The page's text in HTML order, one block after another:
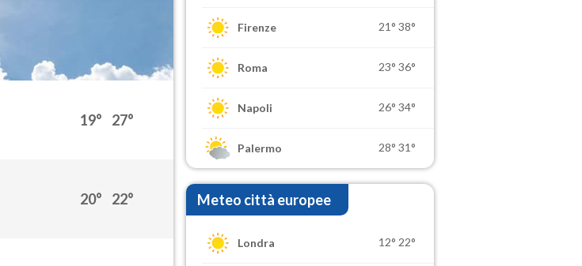
19° 27°
20° 22°
Firenze 21° 38°
Roma 23° 36°
Napoli 26° 34°
Palermo 28° 31°
Meteo città europee
Londra 12° 22°